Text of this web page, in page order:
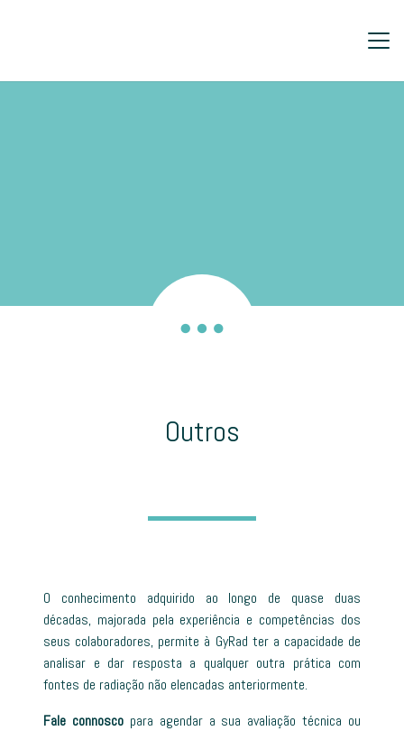
Outros
O conhecimento adquirido ao longo de quase duas
décadas, majorada pela experiência e competências dos
seus colaboradores, permite à GyRad ter a capacidade de
analisar e dar resposta a qualquer outra prática com
fontes de radiação não elencadas anteriormente.
Fale connoscopara agendar a sua avaliação técnica ou